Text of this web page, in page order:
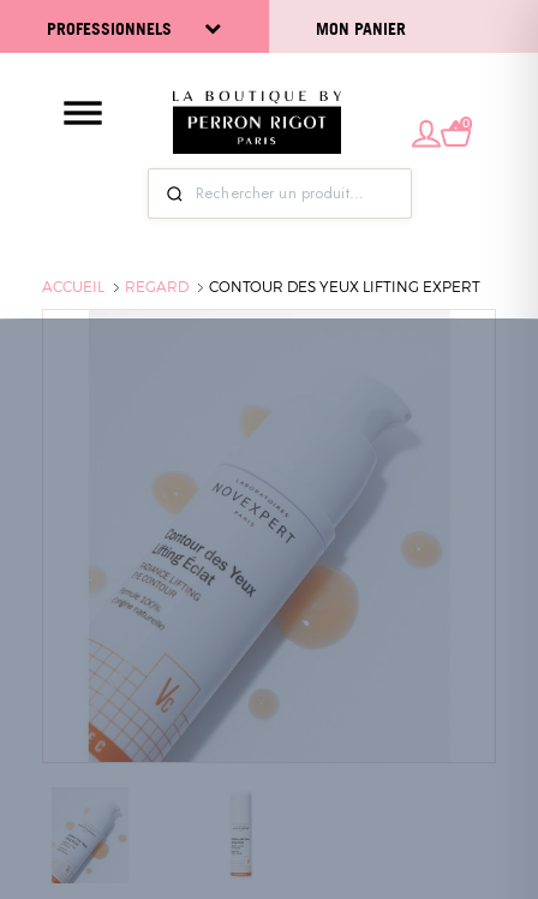
PROFESSIONNELS MON PANIER
0
ACCUEIL REGARD CONTOUR DES YEUX LIFTING EXPERT